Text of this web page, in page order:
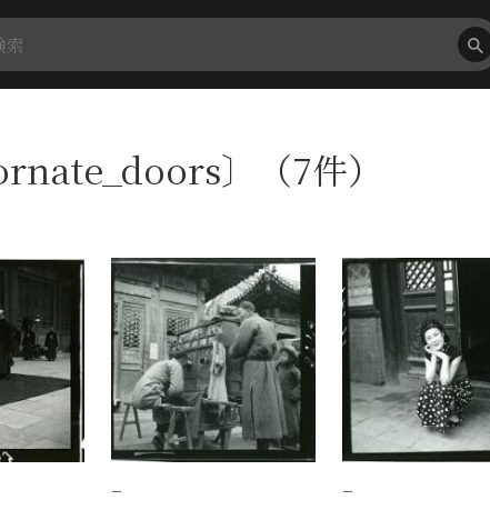
〕（7件）
− −